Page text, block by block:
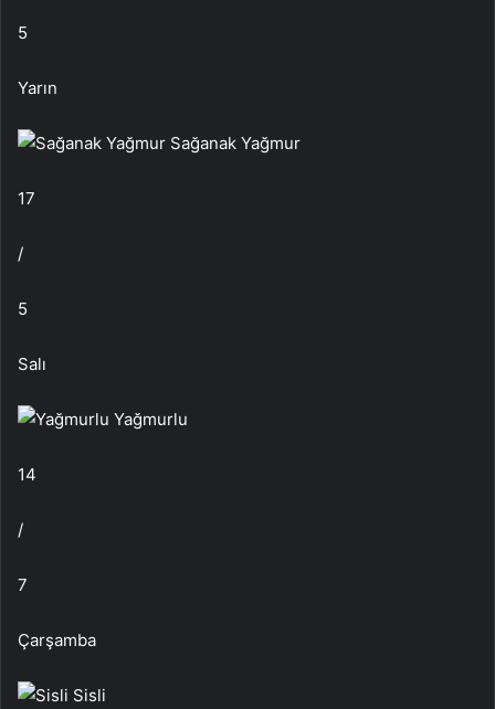
5
Yarın
Sağanak Yağmur
17
/
5
Salı
Yağmurlu
14
/
7
Çarşamba
Sisli